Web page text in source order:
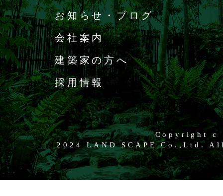
お知らせ・ブログ
会社案内
建築家の方へ
採用情報
Copyright c
2024 LAND SCAPE Co.,Ltd.